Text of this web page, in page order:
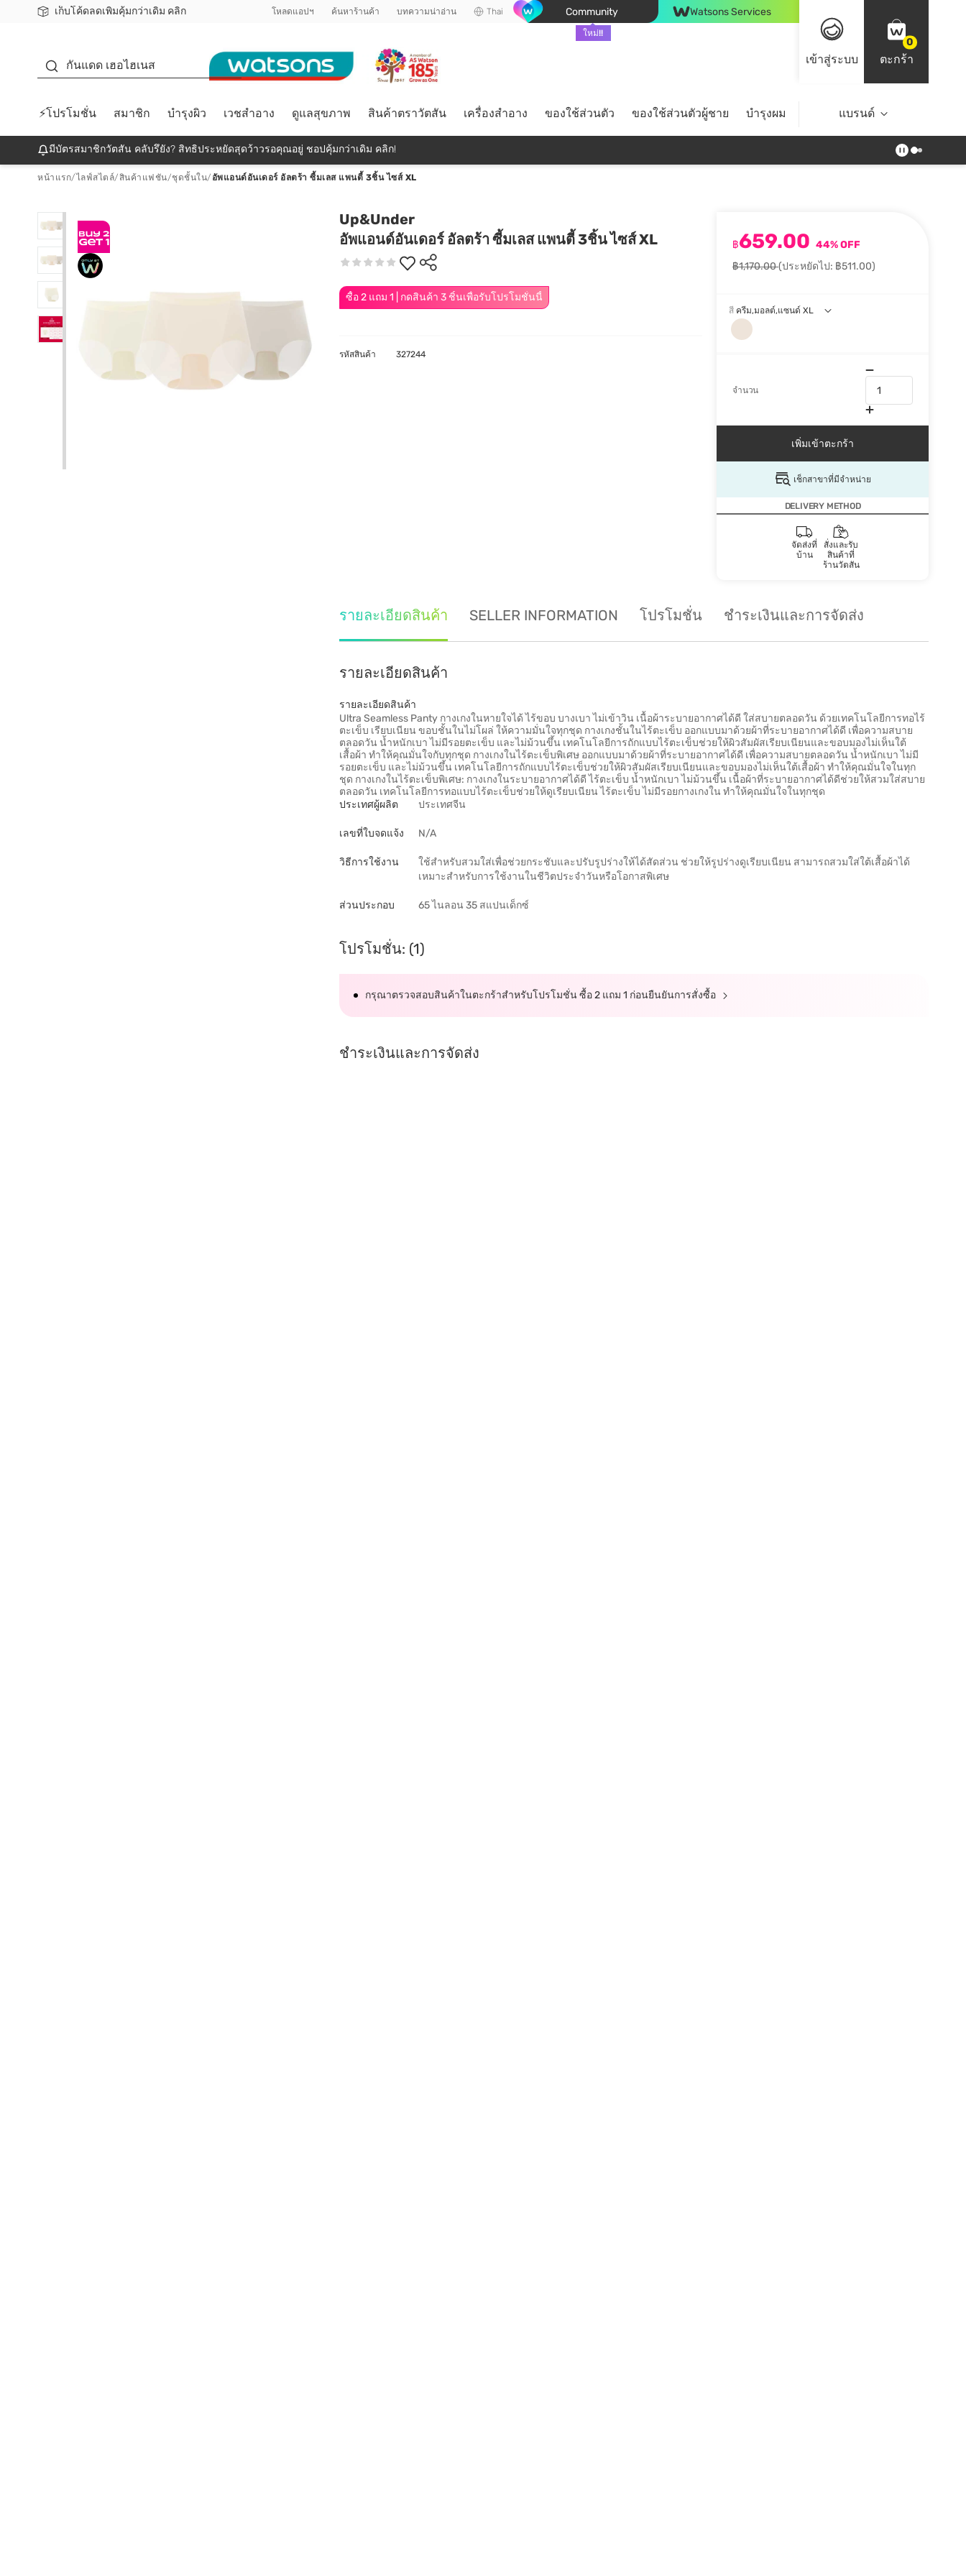
เก็บโค้ดลดเพิ่มคุ้มกว่าเดิม คลิก
ชอปออนไลน์ครั้งแรก ลดเพิ่มจุก ๆ 10%! 🎉
📦ส่งฟรี! เมื่อชอป 499฿
สมาชิกวัตสัน คลับดียังไง? โหลดแอปฯ ค้นหาร้านค้า บทความน่าอ่าน Thai Community
ใหม่!!
Watsons Services
เข้าสู่ระบบ
0
ตะกร้า
กันแดด เฮอไฮเนส
⚡โปรโมชั่น สมาชิก บำรุงผิว เวชสำอาง ดูแลสุขภาพ สินค้าตราวัตสัน เครื่องสำอาง ของใช้ส่วนตัว ของใช้ส่วนตัวผู้ชาย บำรุงผม ไลฟ์สไตล์ Top Brands
แบรนด์
มีบัตรสมาชิกวัตสัน คลับรึยัง? สิทธิประหยัดสุดว้าวรอคุณอยู่ ชอปคุ้มกว่าเดิม คลิก!
หน้าแรก/ไลฟ์สไตล์/สินค้าแฟชัน/ชุดชั้นใน/ อัพแอนด์อันเดอร์ อัลตร้า ซี้มเลส แพนตี้ 3ชิ้น ไซส์ XL
Up&Under
อัพแอนด์อันเดอร์ อัลตร้า ซี้มเลส แพนตี้ 3ชิ้น ไซส์ XL
ซื้อ 2 แถม 1 | กดสินค้า 3 ชิ้นเพื่อรับโปรโมชั่นนี้
฿659.00 44% OFF
฿1,170.00(ประหยัดไป: ฿511.00)
สี ครีม,มอลต์,แซนด์ XL
จำนวน
เพิ่มเข้าตะกร้า
เช็กสาขาที่มีจำหน่าย
DELIVERY METHOD
จัดส่งที่
บ้าน
สั่งและรับ
สินค้าที่
ร้านวัตสัน
รหัสสินค้า 327244
รายละเอียดสินค้า SELLER INFORMATION โปรโมชั่น ชำระเงินและการจัดส่ง
รายละเอียดสินค้า
รายละเอียดสินค้า
Ultra Seamless Panty กางเกงในหายใจได้ ไร้ขอบ บางเบา ไม่เข้าวิน เนื้อผ้าระบายอากาศได้ดี ใส่สบายตลอดวัน ด้วยเทคโนโลยีการทอไร้
ตะเข็บ เรียบเนียน ขอบชั้นในไม่โผล่ ให้ความมั่นใจทุกชุด กางเกงชั้นในไร้ตะเข็บ ออกแบบมาด้วยผ้าที่ระบายอากาศได้ดี เพื่อความสบาย
ตลอดวัน น้ำหนักเบา ไม่มีรอยตะเข็บ และไม่ม้วนขึ้น เทคโนโลยีการถักแบบไร้ตะเข็บช่วยให้ผิวสัมผัสเรียบเนียนและขอบมองไม่เห็นใต้
เสื้อผ้า ทำให้คุณมั่นใจกับทุกชุด กางเกงในไร้ตะเข็บพิเศษ ออกแบบมาด้วยผ้าที่ระบายอากาศได้ดี เพื่อความสบายตลอดวัน น้ำหนักเบา ไม่มี
รอยตะเข็บ และไม่ม้วนขึ้น เทคโนโลยีการถักแบบไร้ตะเข็บช่วยให้ผิวสัมผัสเรียบเนียนและขอบมองไม่เห็นใต้เสื้อผ้า ทำให้คุณมั่นใจในทุก
ชุด กางเกงในไร้ตะเข็บพิเศษ: กางเกงในระบายอากาศได้ดี ไร้ตะเข็บ น้ำหนักเบา ไม่ม้วนขึ้น เนื้อผ้าที่ระบายอากาศได้ดีช่วยให้สวมใส่สบาย
ตลอดวัน เทคโนโลยีการทอแบบไร้ตะเข็บช่วยให้ดูเรียบเนียน ไร้ตะเข็บ ไม่มีรอยกางเกงใน ทำให้คุณมั่นใจในทุกชุด
ประเทศผู้ผลิต
ประเทศจีน
เลขที่ใบจดแจ้ง N/A
วิธีการใช้งาน
ใช้สำหรับสวมใส่เพื่อช่วยกระชับและปรับรูปร่างให้ได้สัดส่วน ช่วยให้รูปร่างดูเรียบเนียน สามารถสวมใส่ใต้เสื้อผ้าได้
เหมาะสำหรับการใช้งานในชีวิตประจำวันหรือโอกาสพิเศษ
ส่วนประกอบ 65 ไนลอน 35 สแปนเด็กซ์
โปรโมชั่น: (1)
กรุณาตรวจสอบสินค้าในตะกร้าสำหรับโปรโมชั่น ซื้อ 2 แถม 1 ก่อนยืนยันการสั่งซื้อ
ชำระเงินและการจัดส่ง